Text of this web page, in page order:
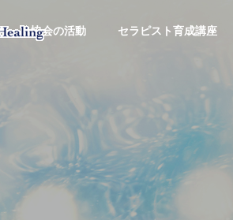
協会の活動 セラピスト育成講座